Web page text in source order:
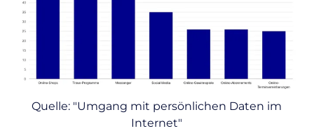
Quelle: "Umgang mit persönlichen Daten im
Internet"